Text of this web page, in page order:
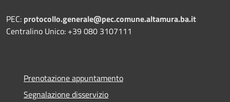
PEC: protocollo.generale@pec.comune.altamura.ba.it
Centralino Unico: +39 080 3107111
Prenotazione appuntamento
Segnalazione disservizio